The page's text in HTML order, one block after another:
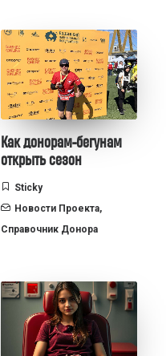
Как донорам-бегунам
открыть сезон
Sticky
Новости Проекта,
Справочник Донора